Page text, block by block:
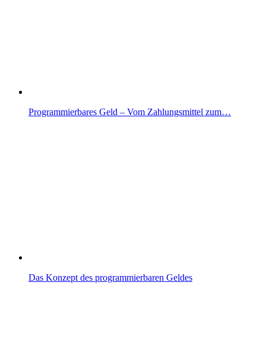
Programmierbares Geld – Vom Zahlungsmittel zum…
Das Konzept des programmierbaren Geldes